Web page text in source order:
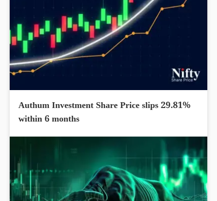
Authum Investment Share Price slips 29.81%
within 6 months